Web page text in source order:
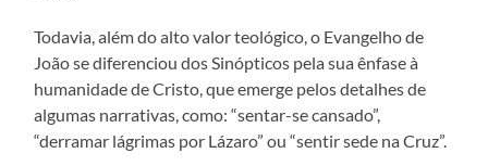
Todavia, além do alto valor teológico, o Evangelho de
João se diferenciou dos Sinópticos pela sua ênfase à
humanidade de Cristo, que emerge pelos detalhes de
algumas narrativas, como: “sentar-se cansado”,
“derramar lágrimas por Lázaro” ou “sentir sede na Cruz”.